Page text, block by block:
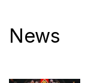
News